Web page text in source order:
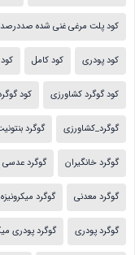
کود پلت مرغی غنی شده
کود پودری کود کامل
کود گوگرد کشاورزی کود
گوگرد_کشاورزی گوگرد
گوگرد خانگیران گوگرد عدسی
گوگرد معدنی گوگرد میکرونیزه
گوگرد پودری گوگرد پودری